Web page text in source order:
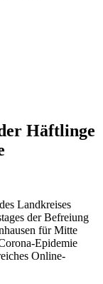
Häftlinge
Landkreises
der Befreiung
für Mitte
Epidemie
Online-